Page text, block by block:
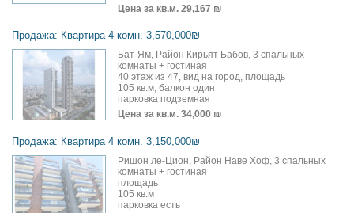
Цена за кв.м. 29,167 ₪
Продажа: Квартира 4 комн. 3,570,000₪
Бат-Ям, Район Кирьят Бабов, 3 спальных
комнаты + гостиная
40 этаж из 47, вид на город, площадь
105 кв.м, балкон один
парковка подземная
Цена за кв.м. 34,000 ₪
Продажа: Квартира 4 комн. 3,150,000₪
Ришон ле-Цион, Район Наве Хоф, 3 спальных
комнаты + гостиная
площадь
105 кв.м
парковка есть